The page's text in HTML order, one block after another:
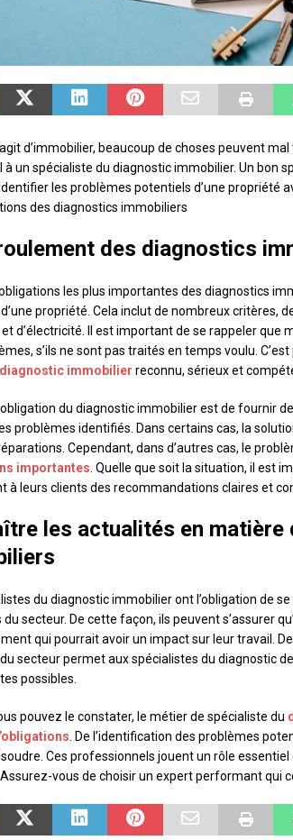
d’immobilier, beaucoup de choses peuvent
à un spécialiste du diagnostic immobilier. Un bon
les problèmes potentiels d’une propriété
des diagnostics immobiliers
des diagnostics
obligations les plus importantes des diagnostics
propriété. Cela inclut de nombreux critères,
d’électricité. Il est important de se rappeler que
s’ils ne sont pas traités en temps voulu.
immobilier reconnu, sérieux et
du diagnostic immobilier est de fournir
problèmes identifiés. Dans certains cas, la
Cependant, dans d’autres cas, le
importantes. Quelle que soit la situation, il est
à leurs clients des recommandations claires et
les actualités en matière
du diagnostic immobilier ont l’obligation de
secteur. De cette façon, ils peuvent s’assurer
qui pourrait avoir un impact sur leur travail.
secteur permet aux spécialistes du diagnostic
possibles.
pouvez le constater, le métier de spécialiste du
. De l’identification des problèmes
Ces professionnels jouent un rôle
vous de choisir un expert performant qui